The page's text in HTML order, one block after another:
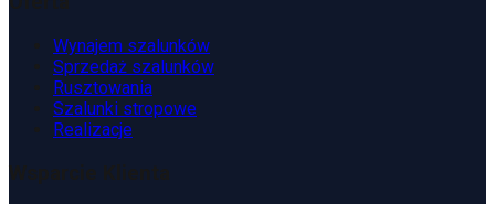
Wynajem szalunków
Sprzedaż szalunków
Rusztowania
Szalunki stropowe
Realizacje